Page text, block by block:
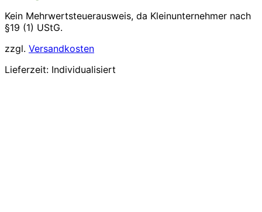
Kein Mehrwertsteuerausweis, da Kleinunternehmer nach
§19 (1) UStG.
zzgl. Versandkosten
Lieferzeit: Individualisiert